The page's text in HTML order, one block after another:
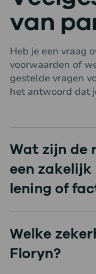
van
Heb je een vraag
voorwaarden of
gestelde vragen
het antwoord dat
Wat zijn de
een
lening of
Welke
Floryn?